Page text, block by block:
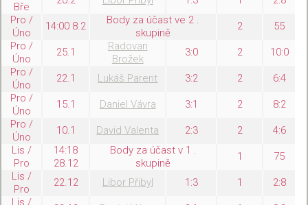
Bře
Pro /
Úno
14:00 8.2
Body za účast ve 2 .
skupině
2
55
Pro /
Úno
25.1
Radovan
Brožek
3:0 2
10:0
Pro /
Úno
22.1 Lukáš Parent 3:2 2
6:4
Pro /
Úno
15.1 Daniel Vávra 3:1 2
8:2
Pro /
Úno
10.1 David Valenta 2:3 2
4:6
Lis /
Pro
14:18
28.12
Body za účast v 1 .
skupině
1
75
Lis /
Pro
22.12 Libor Přibyl 1:3 1
2:8
Lis /